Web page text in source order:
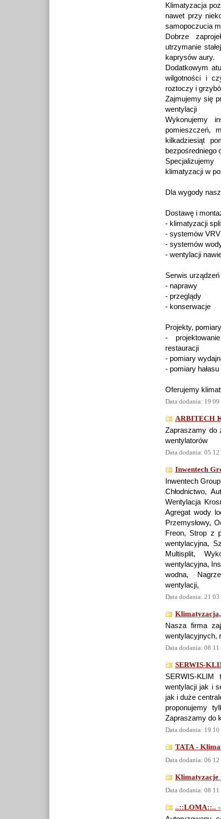
Klimatyzacja
nawet przy
samopoczucia
Dobrze
utrzymanie
kaprysów aury.
Dodatkowym
wilgotności i
roztoczy i
Zajmujemy się
wentylacji
Wykonujemy
pomieszczeń,
kilkadziesiąt
bezpośredniego
klimatyzacji w
Dla wygody
Dostawę i
- klimatyzacji
- systemów VRV
- systemów
- wentylacji
Serwis
- naprawy
- przeglądy
- konserwacje
Projekty,
-
restauracji
- pomiary
- pomiary hałasu
Oferujemy
Data dodania: 19
ARBITECH
Zapraszamy do
wentylatorów
Data dodania: 05
Inwentech
Inwentech
Chłodnictwo,
Wentylacja
Agregat wody
Przemysłowy,
Freon, Strop z
wentylacyjna,
Multisplit,
wentylacyjna,
wodna,
wentylacji,
Data dodania: 21
Nasza firma
wentylacyjnych,
Data dodania: 08
SERWIS-
SERWIS-
wentylacji jak i
jak i duże
proponujemy
Zapraszamy do
Data dodania: 19
TATA -
Data dodania: 06
Klimatyzacje
Data dodania: 08
..::LOMA::.. -